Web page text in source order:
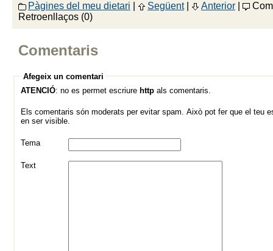
Pàgines del meu dietari Següent| Anterior
Retroenllaços (0)
Comentaris
Afegeix un comentari
ATENCIÓ: no es permet escriure http als comentaris.
Els comentaris són moderats per evitar spam. Això pot fer que el teu
en ser visible.
Tema
Text